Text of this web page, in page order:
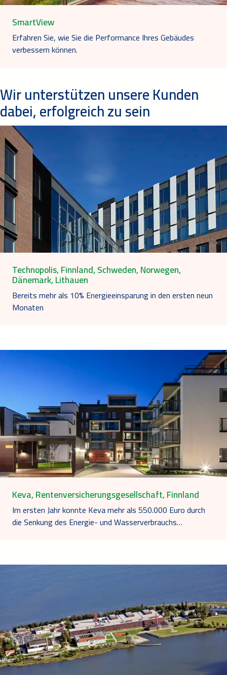
SmartView
Erfahren Sie, wie Sie die Performance Ihres Gebäudes
verbessern können.
Wir unterstützen unsere Kunden
dabei, erfolgreich zu sein
Technopolis, Finnland, Schweden, Norwegen,
Dänemark, Lithauen
Bereits mehr als 10% Energieeinsparung in den ersten neun
Monaten
Keva, Rentenversicherungsgesellschaft, Finnland
Im ersten Jahr konnte Keva mehr als 550.000 Euro durch
die Senkung des Energie- und Wasserverbrauchs…